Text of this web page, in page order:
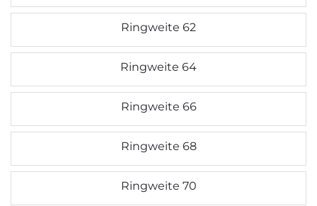
Ringweite 62
Ringweite 64
Ringweite 66
Ringweite 68
Ringweite 70